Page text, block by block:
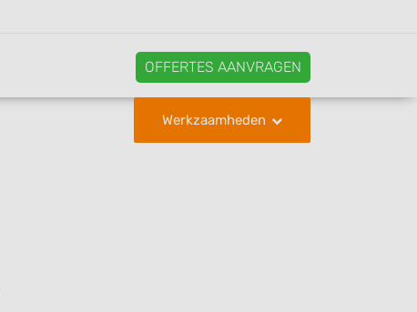
OFFERTES AANVRAGEN
Werkzaamheden